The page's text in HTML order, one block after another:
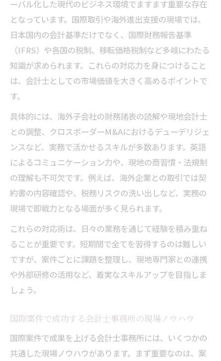
ーバル化した現代のビジネス環境でますます重要な存在
となっています。国際取引や海外進出支援の現場では、
日本国内の会計基準だけでなく、国際財務報告基準
（IFRS）や各国の税制、移転価格税制など多岐にわたる
知識が求められます。これらの対応力を身につけること
は、会計士としての市場価値を大きく高めるポイントで
す。
具体的には、海外子会社の財務諸表の読解や現地会計士
との調整、クロスボーダーM&Aにおけるデューデリジェ
ンスなど、実務で活かせるスキルが多数あります。英語
によるコミュニケーション力や、現地の商習慣・法規制
の理解も不可欠です。例えば、海外企業との取引では契
約書の内容確認や、税務リスクの洗い出しなど、実務の
現場で即戦力となる場面が多く見られます。
これらの対応術は、日々の業務を通じて経験を積み重ね
ることが重要です。短期間で全てを習得するのは難しい
ですが、案件ごとに課題を整理し、現地専門家との連携
や外部研修の活用など、着実なスキルアップを目指しま
しょう。
国際案件で成功する会計士事務所の現場ノウハウ
国際案件で成果を上げる会計士事務所には、いくつかの
共通した現場ノウハウがあります。まず重要なのは、案